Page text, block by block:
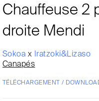
Chauffeuse 2
droite Mendi
Sokoa x
Iratzoki&Lizaso
Canapés
TÉLÉCHARGEMENT /